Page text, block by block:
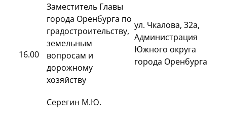
16.00
Заместитель Главы
города Оренбурга по
градостроительству,
земельным
вопросам и
дорожному
хозяйству
Серегин М.Ю.
ул. Чкалова, 32а,
Администрация
Южного округа
города Оренбурга